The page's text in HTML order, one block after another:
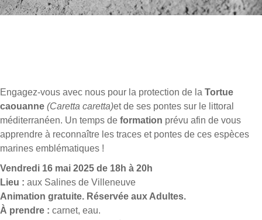
Engagez-vous avec nous pour la protection de la Tortue
caouanne (Caretta caretta)et de ses pontes sur le littoral
méditerranéen. Un temps de formation prévu afin de vous
apprendre à reconnaître les traces et pontes de ces espèces
marines emblématiques !
Vendredi 16 mai 2025 de 18h à 20h
Lieu : aux Salines de Villeneuve
Animation gratuite. Réservée aux Adultes.
À prendre : carnet, eau.